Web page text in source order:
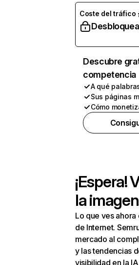
Coste del tráfico
Descubre
competencia
A qué
Sus páginas
Cómo
¡Espera!
la
Lo que ves
de Internet.
mercado al
y las tendencias
visibilidad en la